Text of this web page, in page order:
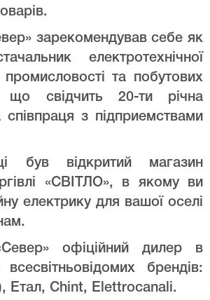
зарекомендував себе як
електротехнічної
промисловості та побутових
свідчить 20-ти річна
співпраця з підприемствами
був відкритий магазин
«СВІТЛО», в якому ви
електрику для вашої оселі
офіційний дилер в
всесвітньовідомих брендів:
Етал, Chint, Elettrocanali.